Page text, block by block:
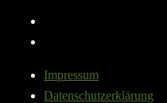
Impressum
Datenschutzerklärung